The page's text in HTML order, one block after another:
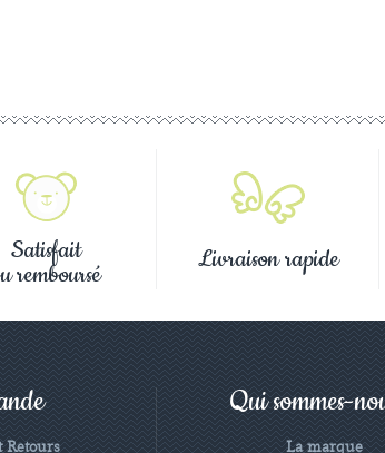
Satisfait
remboursé Livraison rapide
Retours
Qui sommes-
La marque